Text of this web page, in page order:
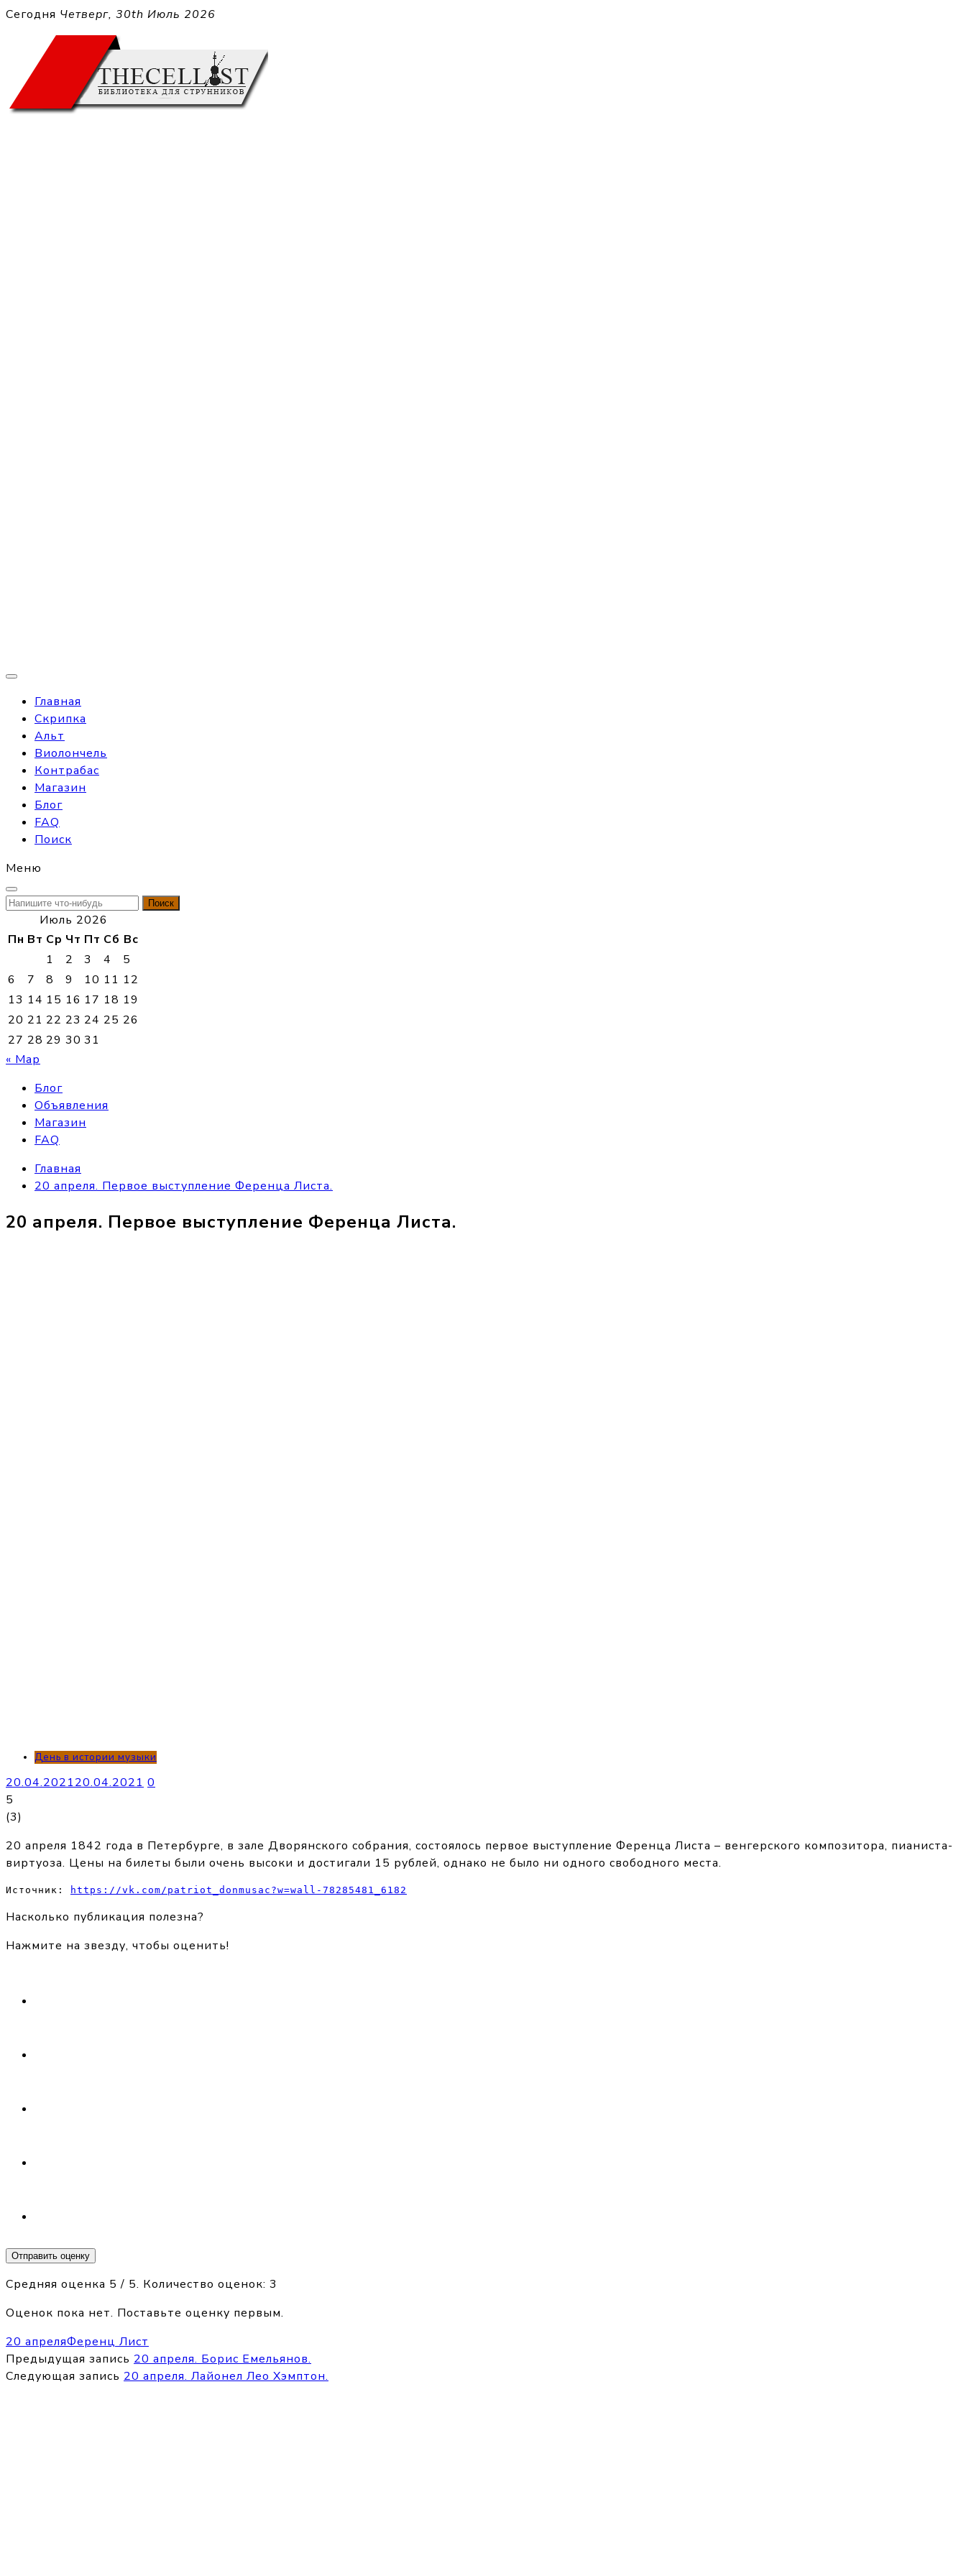
Перейти
содержимому
Сегодня Четверг, 30th Июль 2026
Главная
Скрипка
Альт
Виолончель
Контрабас
Магазин
Блог
FAQ
Поиск
Меню
Найти:
Июль 2026
Пн Вт Ср Чт Пт Сб Вс
1
2 3 4
5
6
7 8 9 10 11 12
13 14 15 16 17 18 19
20 21 22 23 24 25 26
27 28 29 30 31
« Мар
Блог
Объявления
Магазин
FAQ
Главная
20 апреля. Первое выступление Ференца Листа.
20 апреля. Первое выступление Ференца Листа.
День в истории музыки
20.04.202120.04.2021 0
5
(3)
20 апреля 1842 года в Петербурге, в зале Дворянского собрания, состоялось первое выступление Ференца Листа – венгерского композитора, пианиста-
виртуоза. Цены на билеты были очень высоки и достигали 15 рублей, однако не было ни одного свободного места.
Источник: https://vk.com/patriot_donmusac?w=wall-78285481_6182
Насколько публикация полезна?
Нажмите на звезду, чтобы оценить!
Отправить оценку
Средняя оценка 5 / 5. Количество оценок: 3
Оценок пока нет. Поставьте оценку первым.
20 апреляФеренц Лист
Предыдущая запись 20 апреля. Борис Емельянов.
Следующая запись 20 апреля. Лайонел Лео Хэмптон.